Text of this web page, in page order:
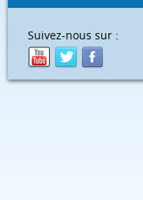
Suivez-nous sur :